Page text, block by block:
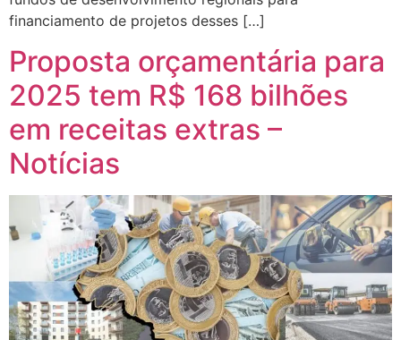
financiamento de projetos desses […]
Proposta orçamentária para
2025 tem R$ 168 bilhões
em receitas extras –
Notícias